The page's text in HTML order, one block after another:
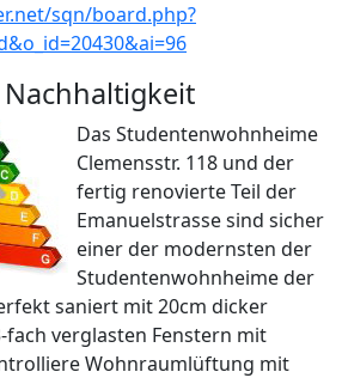
sqn/board.php?
Das Studentenwohnheime
Clemensstr. 118 und der
fertig renovierte Teil der
Emanuelstrasse sind sicher
einer der modernsten der
Studentenwohnheime der
saniert mit 20cm dicker
fach verglasten Fenstern mit
Wohnraumlüftung mit